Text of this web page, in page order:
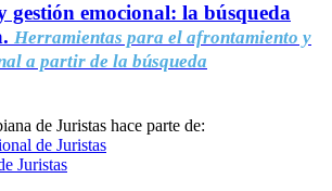
emocional: la búsqueda
Herramientas para el afrontamiento y
a partir de la búsqueda
de Juristas hace parte de: